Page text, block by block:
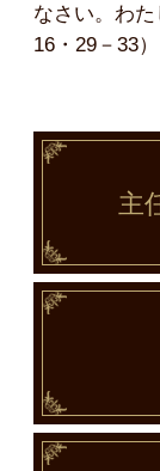
なさい。わ
16・29－33）
主